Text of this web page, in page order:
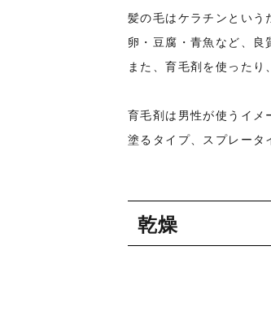
髪の毛はケラチンという
卵・豆腐・青魚など、良
また、育毛剤を使ったり
育毛剤は男性が使うイメ
塗るタイプ、スプレータ
乾燥